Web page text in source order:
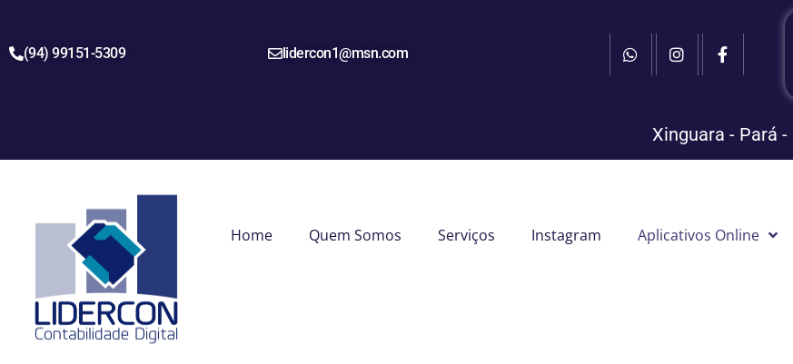
(94) 99151-5309 lidercon1@msn.com
Xinguara - Pará -
Home Quem Somos Serviços Instagram Aplicativos Online